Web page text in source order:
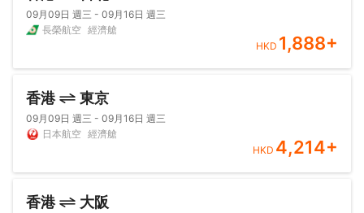
09月09日 週三 - 09月16日 週三
長榮航空 經濟艙
HKD 1,888+
香港 東京
09月09日 週三 - 09月16日 週三
日本航空 經濟艙
HKD 4,214+
香港 大阪